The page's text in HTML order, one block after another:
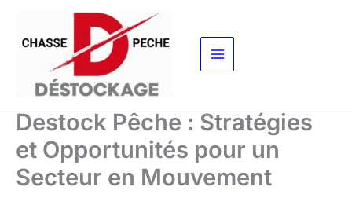
contenu
Destock Pêche : Stratégies
et Opportunités pour un
Secteur en Mouvement